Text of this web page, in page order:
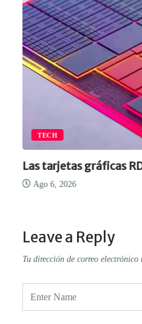
TECH
Las tarjetas gráficas
Ago 6, 2026
Leave a Reply
Tu dirección de correo electrónico